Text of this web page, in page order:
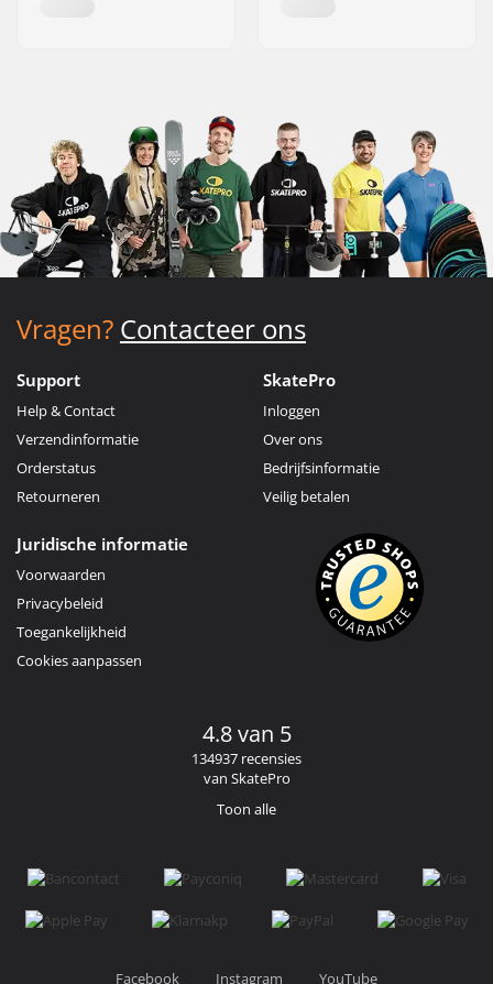
Vragen? Contacteer ons
Support
Help & Contact
Verzendinformatie
Orderstatus
Retourneren
SkatePro
Inloggen
Over ons
Bedrijfsinformatie
Veilig betalen
Juridische informatie
Voorwaarden
Privacybeleid
Toegankelijkheid
Cookies aanpassen
4.8 van 5
134937 recensies
van SkatePro
Toon alle
Facebook Instagram YouTube